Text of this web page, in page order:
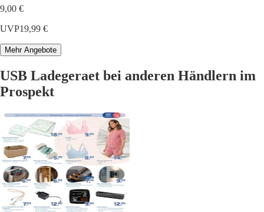
9,00 €
UVP19,99 €
Mehr Angebote
USB Ladegeraet bei anderen Händlern im
Prospekt